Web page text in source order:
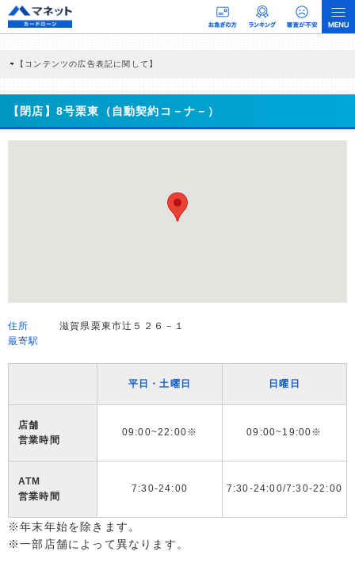
【コンテンツの広告表記に関して】
商品を根拠なくPRするものではなく、当編集部の調査／ユーザーへの口コミ収集な
どに基づき、公平性を担保した情報提供を行っています。
>提携企業一覧
【閉店】8号栗東（自動契約コ－ナ－）
住所
滋賀県栗東市辻５２６－１
最寄駅
平日・土曜日 日曜日
店舗
営業時間
09:00~22:00※ 09:00~19:00※
ATM
営業時間
7:30-24:00 7:30-24:00/7:30-22:00
※年末年始を除きます。
※一部店舗によって異なります。